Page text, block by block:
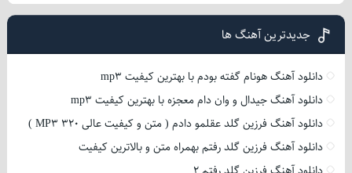
جدیدترین آهنگ ها
دانلود آهنگ هونام گفته بودم با بهترین کیفیت mp3
دانلود آهنگ جیدال و وان دام معجزه با بهترین کیفیت mp3
دانلود آهنگ فرزین گلد عقلمو دادم ( متن و کیفیت عالی 320 MP3 )
دانلود آهنگ فرزین گلد رفتم بهمراه متن و بالاترین کیفیت